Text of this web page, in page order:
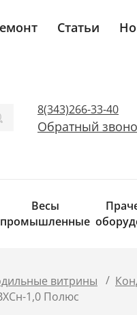
Статьи
8(343)266-33-40
Обратный
Весы
промышленные
витрины /
1,0 Полюс